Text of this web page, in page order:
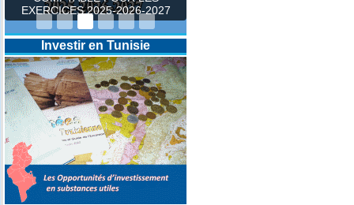
EXERCICES 2025-2026-2027
Investir en Tunisie